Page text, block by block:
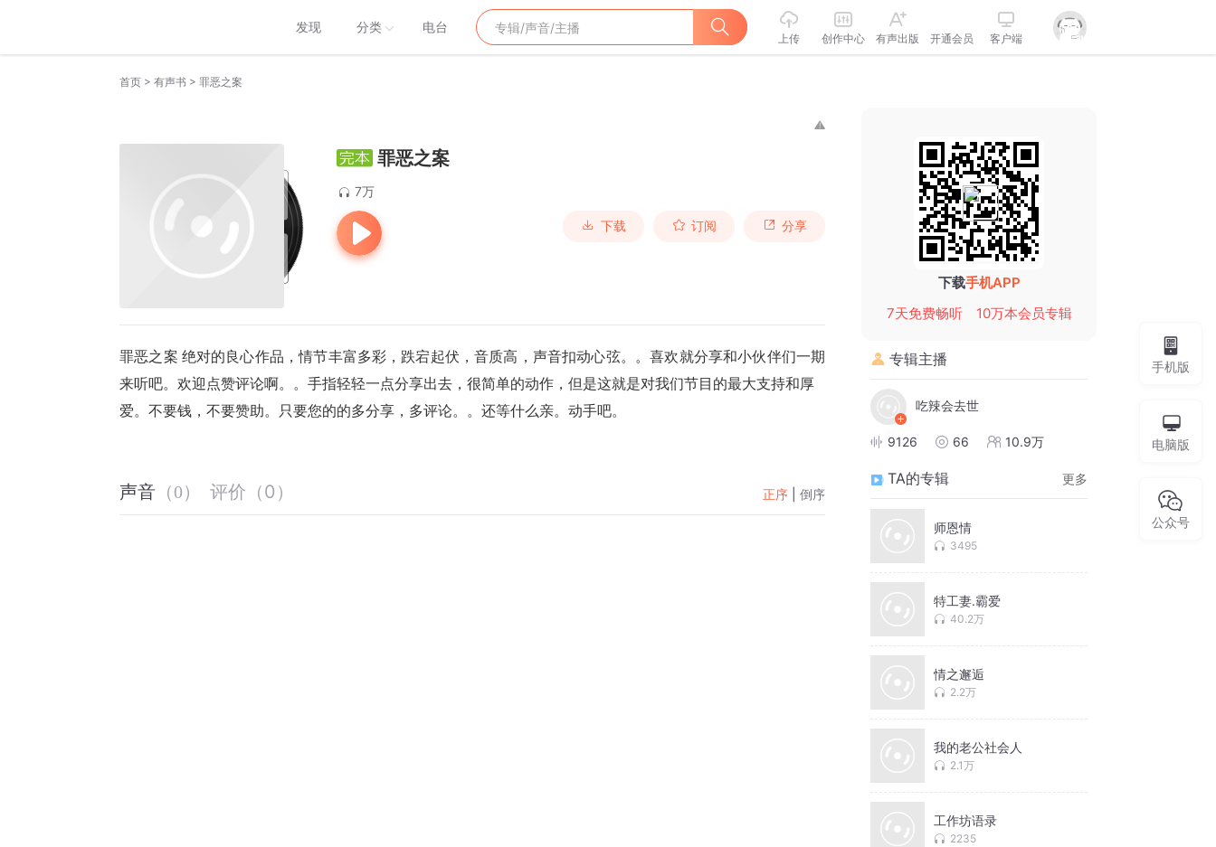
发现 分类 电台
上传 创作中心 有声出版 开通会员 客户端
首页 > 有声书 > 罪恶之案
罪恶之案
7万
下载 订阅 分享
罪恶之案 绝对的良心作品，情节丰富多彩，跌宕起伏，音质高，声音扣动心弦。。喜欢就分享和小伙伴们一期
来听吧。欢迎点赞评论啊。。手指轻轻一点分享出去，很简单的动作，但是这就是对我们节目的最大支持和厚
爱。不要钱，不要赞助。只要您的的多分享，多评论。。还等什么亲。动手吧。
声音 （0） 评价 （0 ） 正序 倒序
下载手机APP
7天免费畅听
10万本会员专辑
专辑主播
吃辣会去世
9126 66 10.9万
TA的专辑 更多
师恩情
3495
特工妻.霸爱
40.2万
情之邂逅
2.2万
我的老公社会人
2.1万
工作坊语录
2235
手机版
电脑版
公众号